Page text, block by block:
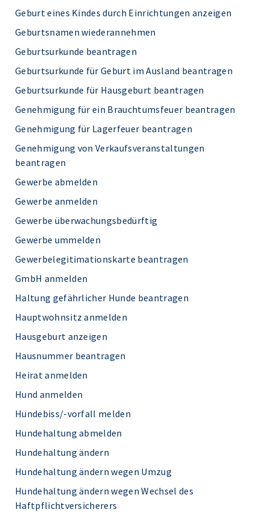
Geburt eines Kindes durch Einrichtungen anzeigen
Geburtsnamen wiederannehmen
Geburtsurkunde beantragen
Geburtsurkunde für Geburt im Ausland beantragen
Geburtsurkunde für Hausgeburt beantragen
Genehmigung für ein Brauchtumsfeuer beantragen
Genehmigung für Lagerfeuer beantragen
Genehmigung von Verkaufsveranstaltungen
beantragen
Gewerbe abmelden
Gewerbe anmelden
Gewerbe überwachungsbedürftig
Gewerbe ummelden
Gewerbelegitimationskarte beantragen
GmbH anmelden
Haltung gefährlicher Hunde beantragen
Hauptwohnsitz anmelden
Hausgeburt anzeigen
Hausnummer beantragen
Heirat anmelden
Hund anmelden
Hundebiss/-vorfall melden
Hundehaltung abmelden
Hundehaltung ändern
Hundehaltung ändern wegen Umzug
Hundehaltung ändern wegen Wechsel des
Haftpflichtversicherers